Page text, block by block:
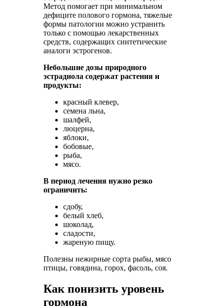
Метод помогает при минимальном
дефиците полового гормона, тяжелые
формы патологии можно устранить
только с помощью лекарственных
средств, содержащих синтетические
аналоги эстрогенов.
Небольшие дозы природного
эстрадиола содержат растения и
продукты:
красный клевер,
семена льна,
шалфей,
люцерна,
яблоки,
бобовые,
рыба,
мясо.
В период лечения нужно резко
ограничить:
сдобу,
белый хлеб,
шоколад,
сладости,
жареную пищу.
Полезны нежирные сорта рыбы, мясо
птицы, говядина, горох, фасоль, соя.
Как понизить уровень
гормона